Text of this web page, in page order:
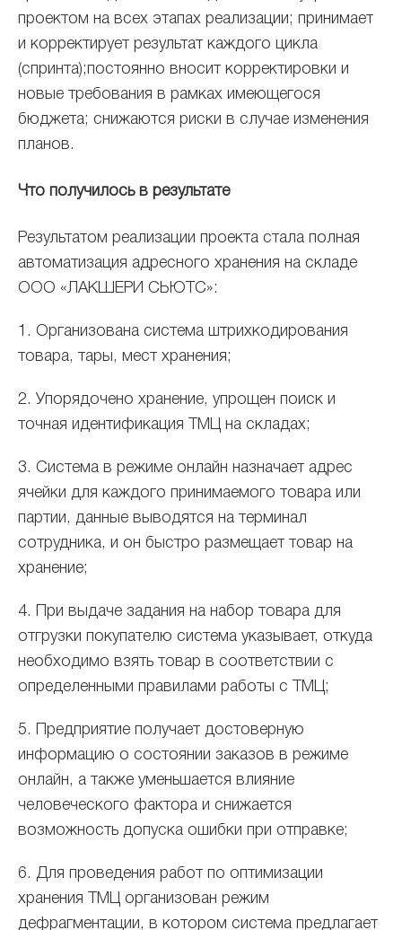
проектом на всех этапах реализации; принимает
и корректирует результат каждого цикла
(спринта);постоянно вносит корректировки и
новые требования в рамках имеющегося
бюджета; снижаются риски в случае изменения
планов.
Что получилось в результате
Результатом реализации проекта стала полная
автоматизация адресного хранения на складе
ООО «ЛАКШЕРИ СЬЮТС»:
1. Организована система штрихкодирования
товара, тары, мест хранения;
2. Упорядочено хранение, упрощен поиск и
точная идентификация ТМЦ на складах;
3. Система в режиме онлайн назначает адрес
ячейки для каждого принимаемого товара или
партии, данные выводятся на терминал
сотрудника, и он быстро размещает товар на
хранение;
4. При выдаче задания на набор товара для
отгрузки покупателю система указывает, откуда
необходимо взять товар в соответствии с
определенными правилами работы с ТМЦ;
5. Предприятие получает достоверную
информацию о состоянии заказов в режиме
онлайн, а также уменьшается влияние
человеческого фактора и снижается
возможность допуска ошибки при отправке;
6. Для проведения работ по оптимизации
хранения ТМЦ организован режим
дефрагментации, в котором система предлагает